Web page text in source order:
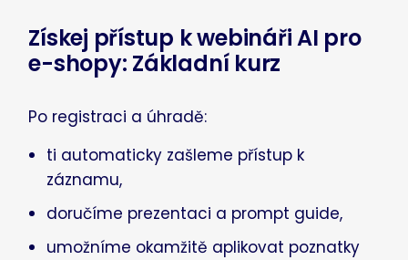
Získej přístup k webináři AI pro
e-shopy: Základní kurz
Po registraci a úhradě:
ti automaticky zašleme přístup k
záznamu,
doručíme prezentaci a prompt guide,
umožníme okamžitě aplikovat poznatky